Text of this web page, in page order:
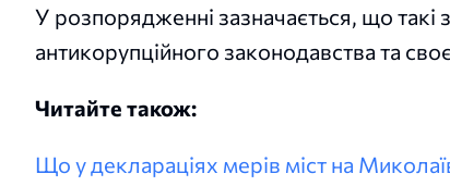
У розпорядженні зазначається, що
антикорупційного законодавства та
Читайте також:
Що у деклараціях мерів міст на